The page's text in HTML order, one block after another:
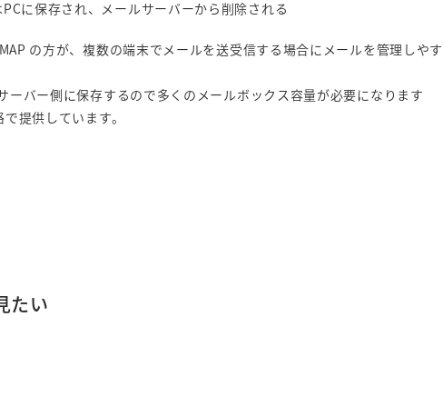
に保存され、メールサーバーから削除される
の方が、複数の端末でメールを送受信する場合にメールを管理しやす
ーバー側に保存するので多くのメールボックス容量が必要になります
提供しています。
たい